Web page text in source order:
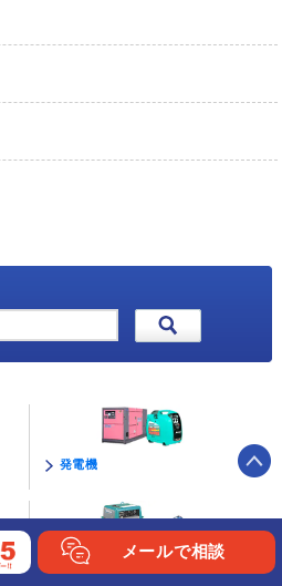
発電機
溶接機・切断機
メールで相談